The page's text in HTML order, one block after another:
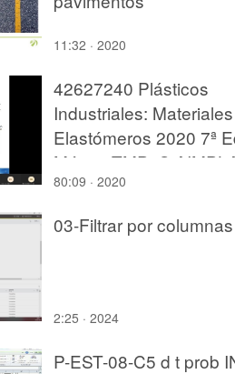
11:32 · 2020
42627240 Plásticos
Industriales: Materiales
Elastómeros 2020 7ª
Máster TMPyC
80:09 · 2020
03-Filtrar por columnas
2:25 · 2024
P-EST-08-C5 d t prob